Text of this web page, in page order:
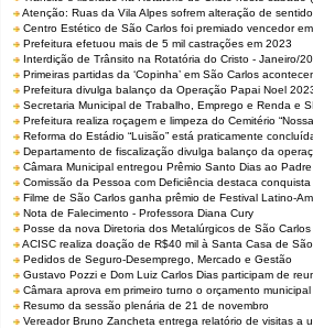
Atenção: Ruas da Vila Alpes sofrem alteração de
Centro Estético de São Carlos foi premiado vencedor
Prefeitura efetuou mais de 5 mil castrações em 2023
Interdição de Trânsito na Rotatória do Cristo - Janeiro/
Primeiras partidas da ‘Copinha’ em São Carlos
Prefeitura divulga balanço da Operação Papai Noel
Secretaria Municipal de Trabalho, Emprego e Renda e
Prefeitura realiza roçagem e limpeza do Cemitério
Reforma do Estádio “Luisão” está praticamente
Departamento de fiscalização divulga balanço da
Câmara Municipal entregou Prêmio Santo Dias ao
Comissão da Pessoa com Deficiência destaca
Filme de São Carlos ganha prêmio de Festival Latino-
Nota de Falecimento - Professora Diana Cury
Posse da nova Diretoria dos Metalúrgicos de São
ACISC realiza doação de R$40 mil à Santa Casa de
Pedidos de Seguro-Desemprego, Mercado e Gestão
Gustavo Pozzi e Dom Luiz Carlos Dias participam de
Câmara aprova em primeiro turno o orçamento
Resumo da sessão plenária de 21 de novembro
Vereador Bruno Zancheta entrega relatório de visitas a